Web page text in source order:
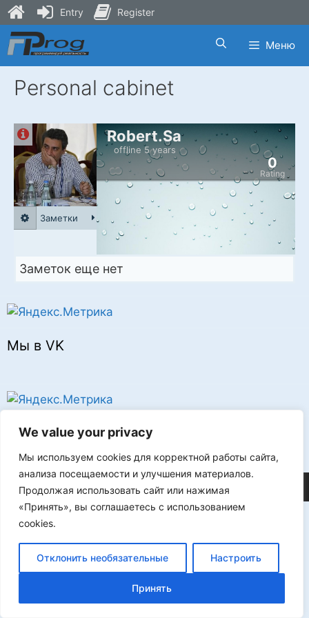
We value your privacy
Мы используем cookies для корректной работы сайта,
анализа посещаемости и улучшения материалов.
Продолжая использовать сайт или нажимая
«Принять», вы соглашаетесь с использованием
cookies.
Отклонить необязательные Настроить
Принять
Skip
to
content
Меню
Personal cabinet
Robert.Sa
offline 5 years
Rating
0
Заметки
Заметок еще нет
Мы в VK
Реклама
©2026 FLProg
Entry Register